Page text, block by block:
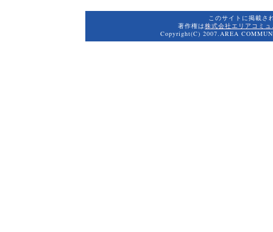
このサイトに掲載さ
著作権は株式会社エリアコミ
Copyright(C) 2007.AREA